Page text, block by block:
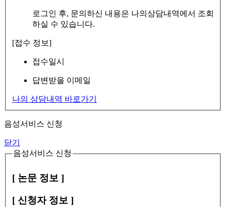
로그인 후, 문의하신 내용은 나의상담내역에서 조회
하실 수 있습니다.
[접수 정보]
접수일시
답변받을 이메일
나의 상담내역 바로가기
음성서비스 신청
닫기
음성서비스 신청
[ 논문 정보 ]
[ 신청자 정보 ]